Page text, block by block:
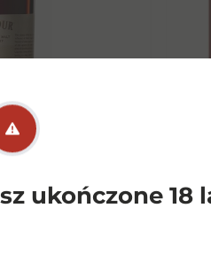
ukończone 18
43% 0,7l